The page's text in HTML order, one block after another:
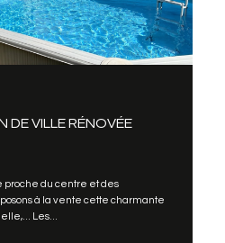
DE VILLE RÉNOVÉE
proche du centre et des
à la vente cette charmante
Les...